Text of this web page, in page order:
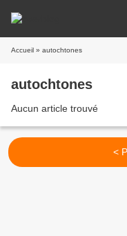
Accueil » autochtones
autochtones
Aucun article trouvé
<